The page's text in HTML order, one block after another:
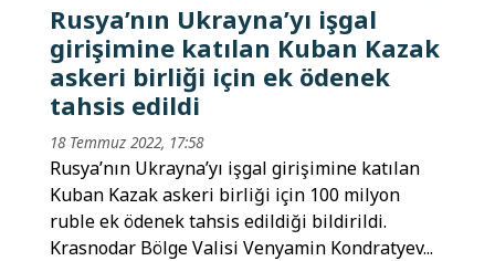
Rusya’nın Ukrayna’yı işgal
girişimine katılan Kuban Kazak
askeri birliği için ek ödenek
tahsis edildi
18 Temmuz 2022, 17:58
Rusya’nın Ukrayna’yı işgal girişimine katılan
Kuban Kazak askeri birliği için 100 milyon
ruble ek ödenek tahsis edildiği bildirildi.
Krasnodar Bölge Valisi Venyamin Kondratyev...